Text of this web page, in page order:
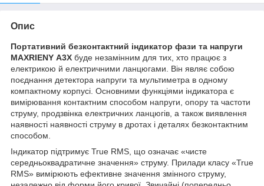
Опис
Портативний безконтактний індикатор фази та напруги
MAXRIENY A3X буде незамінним для тих, хто працює з
електрикою й електричними ланцюгами. Він являє собою
поєднання детектора напруги та мультиметра в одному
компактному корпусі. Основними функціями індикатора є
вимірювання контактним способом напруги, опору та частоти
струму, продзвінка електричних ланцюгів, а також виявлення
наявності наявності струму в дротах і деталях безконтактним
способом.
Індикатор підтримує True RMS, що означає «чисте
середньоквадратичне значення» струму. Прилади класу «True
RMS» вимірюють ефективне значення змінного струму,